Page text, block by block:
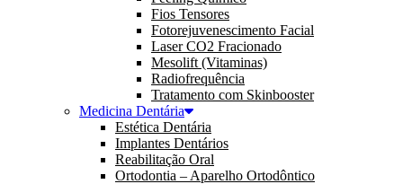
Fios Tensores
Fotorejuvenescimento Facial
Laser CO2 Fracionado
Mesolift (Vitaminas)
Radiofrequência
Tratamento com Skinbooster
Medicina Dentária
Estética Dentária
Implantes Dentários
Reabilitação Oral
Ortodontia – Aparelho Ortodôntico